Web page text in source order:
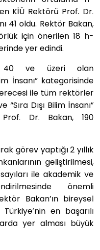
KİÜ Rektörü Prof. Dr.
41 oldu. Rektör Bakan,
için önerilen 18 h-
yer edindi.
40 ve üzeri olan
İnsanı” kategorisinde
ile tüm rektörler
Dışı Bilim İnsanı”
Dr. Bakan, 190
görev yaptığı 2 yıllık
geliştirilmesi,
ile akademik ve
önemli
Bakan’ın bireysel
en başarılı
yer alması büyük